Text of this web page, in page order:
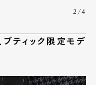
2/4
ティック限定モデ